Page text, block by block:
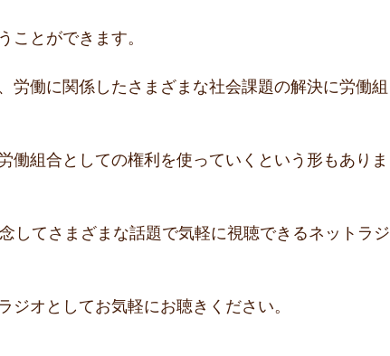
ことができます。
労働に関係したさまざまな社会課題の解決に労働組
働組合としての権利を使っていくという形もありま
してさまざまな話題で気軽に視聴できるネットラジ
オとしてお気軽にお聴きください。